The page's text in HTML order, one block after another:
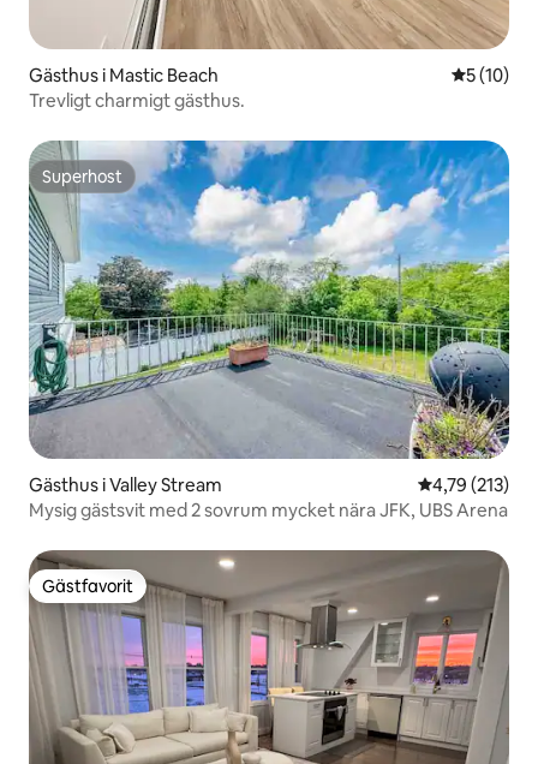
Gästhus i Mastic Beach 5 av 5 i
5 (10)
Trevligt charmigt gästhus.
Superhost
Superhost
Gästhus i Valley Stream 4,79 av 5 i
4,79 (213)
Mysig gästsvit med 2 sovrum mycket nära JFK, UBS Arena
Gästfavorit
Gästfavorit